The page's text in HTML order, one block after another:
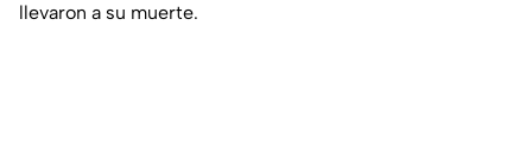
llevaron a su muerte.